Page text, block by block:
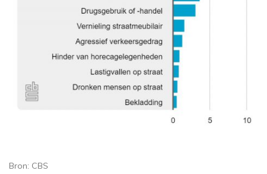
Bron: CBS